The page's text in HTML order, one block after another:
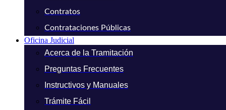
Contratos
Contrataciones Públicas
Oficina Judicial
Acerca de la Tramitación
Preguntas Frecuentes
Instructivos y Manuales
Trámite Fácil